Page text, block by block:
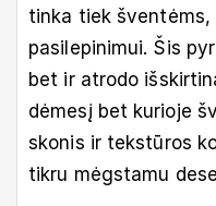
tinka tiek šventėms,
pasilepinimui. Šis
bet ir atrodo
dėmesį bet kurioje
skonis ir tekstūros
tikru mėgstamu